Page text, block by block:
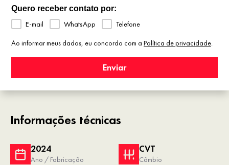
Quero receber contato por:
E-mail WhatsApp Telefone
Ao informar meus dados, eu concordo com a Política de privacidade.
Enviar
Informações técnicas
2024
Ano / Fabricação
CVT
Câmbio